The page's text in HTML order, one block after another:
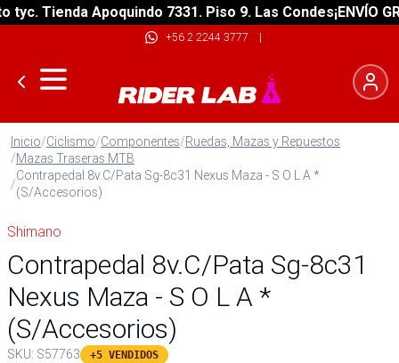
Tienda Apoquindo 7331. Piso 9. Las Condes¡ENVÍO
+56 2 2244 3777 |
Inicio/Ciclismo/Componentes/Ruedas, Mazas y Repuestos
/Mazas Traseras MTB
/
Contrapedal 8v.C/Pata Sg-8c31 Nexus Maza - S O L A *
(S/Accesorios)
Shimano
Contrapedal 8v.C/Pata Sg-8c31
Nexus Maza - S O L A *
(S/Accesorios)
SKU: S57763 +5 VENDIDOS